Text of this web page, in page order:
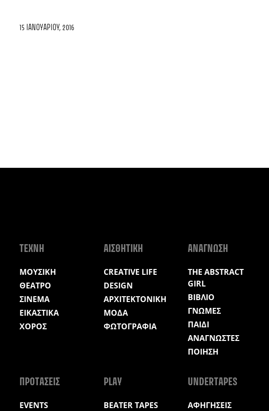
15 ΙΑΝΟΥΑΡΊΟΥ, 2016
ΤΕΧΝΗ
ΜΟΥΣΙΚΗ
ΘΕΑΤΡΟ
ΣΙΝΕΜΑ
ΕΙΚΑΣΤΙΚΑ
ΧΟΡΟΣ
ΑΙΣΘΗΤΙΚΗ
CREATIVE LIFE
DESIGN
ΑΡΧΙΤΕΚΤΟΝΙΚΗ
ΜΟΔΑ
ΦΩΤΟΓΡΑΦΙΑ
ΑΝΑΓΝΩΣΗ
THE ABSTRACT
GIRL
ΒΙΒΛΙΟ
ΓΝΩΜΕΣ
ΠΑΙΔΙ
ΑΝΑΓΝΩΣΤΕΣ
ΠΟΙΗΣΗ
ΠΡΟΤΑΣΕΙΣ
EVENTS
PLAY
BEATER TAPES
UNDERTAPES
ΑΦΗΓΗΣΕΙΣ